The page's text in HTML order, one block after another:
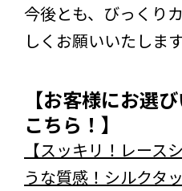
今後とも、びっくり
しくお願いいたします
【お客様にお選
こちら！】
【スッキリ！レース
うな質感！シルクタ